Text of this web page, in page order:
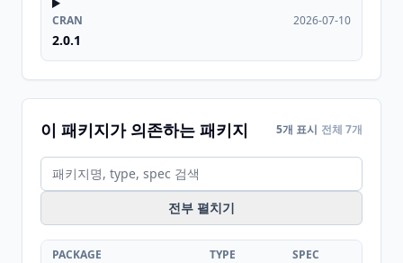
CRAN
2.0.1
2026-07-10
이 패키지가 의존하는 패키지 5개 표시 전체 7개
전부 펼치기
PACKAGE TYPE SPEC